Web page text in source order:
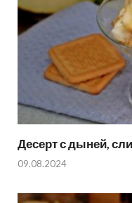
Десерт с дыней,
09.08.2024